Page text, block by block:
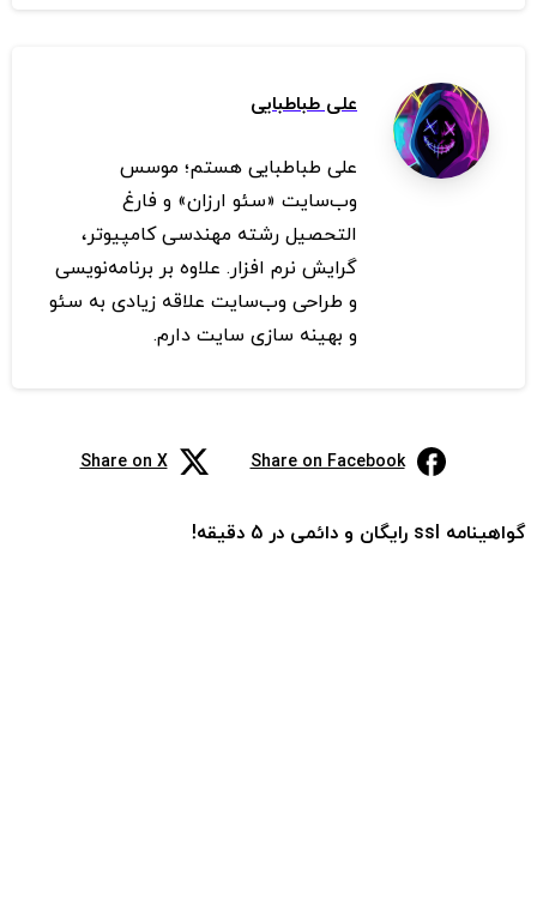
علی طباطبایی
علی طباطبایی هستم؛ موسس
وب‌سایت «سئو ارزان» و فارغ
التحصیل رشته مهندسی کامپیوتر،
گرایش نرم افزار. علاوه بر برنامه‌نویسی
و طراحی وب‌سایت علاقه زیادی به سئو
و بهینه سازی سایت دارم.
Share on Facebook
Share on X
گواهینامه ssl رایگان و دائمی در 5 دقیقه!